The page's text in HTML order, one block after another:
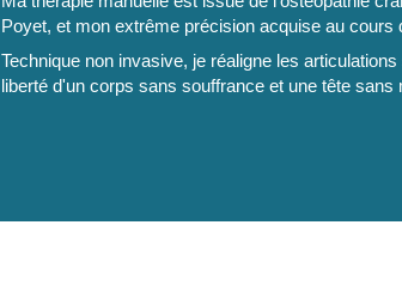
Poyet, et mon extrême précision acquise au cours
Technique non invasive, je réaligne les
liberté d'un corps sans souffrance et une tête sans